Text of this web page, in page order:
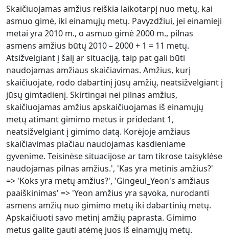
Skaičiuojamas amžius reiškia laikotarpį nuo metų, kai
asmuo gimė, iki einamųjų metų. Pavyzdžiui, jei einamieji
metai yra 2010 m., o asmuo gimė 2000 m., pilnas
asmens amžius būtų 2010 – 2000 + 1 = 11 metų.
Atsižvelgiant į šalį ar situaciją, taip pat gali būti
naudojamas amžiaus skaičiavimas. Amžius, kurį
skaičiuojate, rodo dabartinį jūsų amžių, neatsižvelgiant į
jūsų gimtadienį. Skirtingai nei pilnas amžius,
skaičiuojamas amžius apskaičiuojamas iš einamųjų
metų atimant gimimo metus ir pridedant 1,
neatsižvelgiant į gimimo datą. Korėjoje amžiaus
skaičiavimas plačiau naudojamas kasdieniame
gyvenime. Teisinėse situacijose ar tam tikrose taisyklėse
naudojamas pilnas amžius.', 'Kas yra metinis amžius?'
=> 'Koks yra metų amžius?', 'Gingeul_Yeon's amžiaus
paaiškinimas' => 'Yeon amžius yra sąvoka, nurodanti
asmens amžių nuo gimimo metų iki dabartinių metų.
Apskaičiuoti savo metinį amžių paprasta. Gimimo
metus galite gauti atėmę juos iš einamųjų metų.